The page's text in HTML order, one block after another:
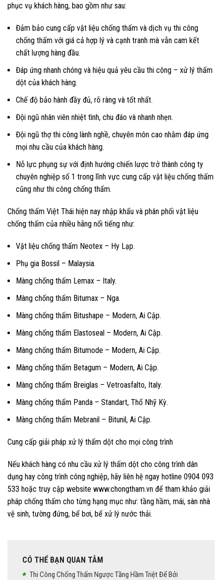
phục vụ khách hàng, bao gồm như sau:
Đảm bảo cung cấp vật liệu chống thấm và dịch vụ thi công
chống thấm với giá cả hợp lý và cạnh tranh mà vẫn cam kết
chất lượng hàng đầu.
Đáp ứng nhanh chóng và hiệu quả yêu cầu thi công – xử lý thấm
dột của khách hàng.
Chế độ bảo hành đầy đủ, rõ ràng và tốt nhất.
Đội ngũ nhân viên nhiệt tình, chu đáo và nhanh nhẹn.
Đội ngũ thợ thi công lành nghề, chuyên môn cao nhằm đáp ứng
mọi nhu cầu của khách hàng.
Nỗ lực phụng sự với định hướng chiến lược trở thành công ty
chuyên nghiệp số 1 trong lĩnh vực cung cấp vật liệu chống thấm
cũng như thi công chống thấm.
Chống thấm Việt Thái hiện nay nhập khẩu và phân phối vật liệu
chống thấm của nhiều hãng nổi tiếng như:
Vật liệu chống thấm Neotex – Hy Lạp.
Phụ gia Bossil – Malaysia.
Màng chống thấm Lemax – Italy.
Màng chống thấm Bitumax – Nga.
Màng chống thấm Bitushape – Modern, Ai Cập.
Màng chống thấm Elastoseal – Modern, Ai Cập.
Màng chống thấm Bitumode – Modern, Ai Cập.
Màng chống thấm Betagum – Modern, Ai Cập.
Màng chống thấm Breiglas – Vetroasfalto, Italy.
Màng chống thấm Panda – Standart, Thổ Nhỹ Kỳ.
Màng chống thấm Mebranil – Bitunil, Ai Cập.
Cung cấp giải pháp xử lý thấm dột cho mọi công trình
Nếu khách hàng có nhu cầu xử lý thấm dột cho công trình dân
dụng hay công trình công nghiệp, hãy liên hệ ngay hotline 0904 093
533 hoặc truy cập website www.chongtham.vn để tham khảo giải
pháp chống thấm cho từng hạng mục như: tầng hầm, mái, sàn nhà
vệ sinh, tường đứng, bể bơi, bể xử lý nước thải.
CÓ THỂ BẠN QUAN TÂM
Thi Công Chống Thấm Ngược Tầng Hầm Triệt Để Bởi